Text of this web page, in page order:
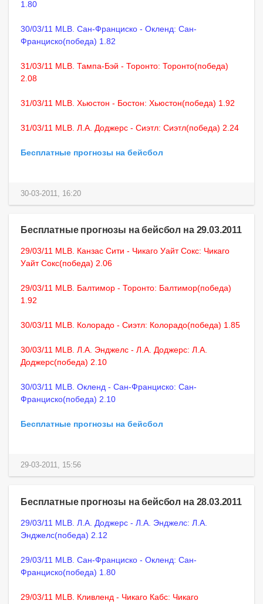
1.80
30/03/11 MLB. Сан-Франциско - Окленд: Сан-
Франциско(победа) 1.82
31/03/11 MLB. Тампа-Бэй - Торонто: Торонто(победа)
2.08
31/03/11 MLB. Хьюстон - Бостон: Хьюстон(победа) 1.92
31/03/11 MLB. Л.А. Доджерс - Сиэтл: Сиэтл(победа) 2.24
Бесплатные прогнозы на бейсбол
30-03-2011, 16:20
Бесплатные прогнозы на бейсбол на 29.03.2011
29/03/11 MLB. Канзас Сити - Чикаго Уайт Сокс: Чикаго
Уайт Сокс(победа) 2.06
29/03/11 MLB. Балтимор - Торонто: Балтимор(победа)
1.92
30/03/11 MLB. Колорадо - Сиэтл: Колорадо(победа) 1.85
30/03/11 MLB. Л.А. Энджелс - Л.А. Доджерс: Л.А.
Доджерс(победа) 2.10
30/03/11 MLB. Окленд - Сан-Франциско: Сан-
Франциско(победа) 2.10
Бесплатные прогнозы на бейсбол
29-03-2011, 15:56
Бесплатные прогнозы на бейсбол на 28.03.2011
29/03/11 MLB. Л.А. Доджерс - Л.А. Энджелс: Л.А.
Энджелс(победа) 2.12
29/03/11 MLB. Сан-Франциско - Окленд: Сан-
Франциско(победа) 1.80
29/03/11 MLB. Кливленд - Чикаго Кабс: Чикаго